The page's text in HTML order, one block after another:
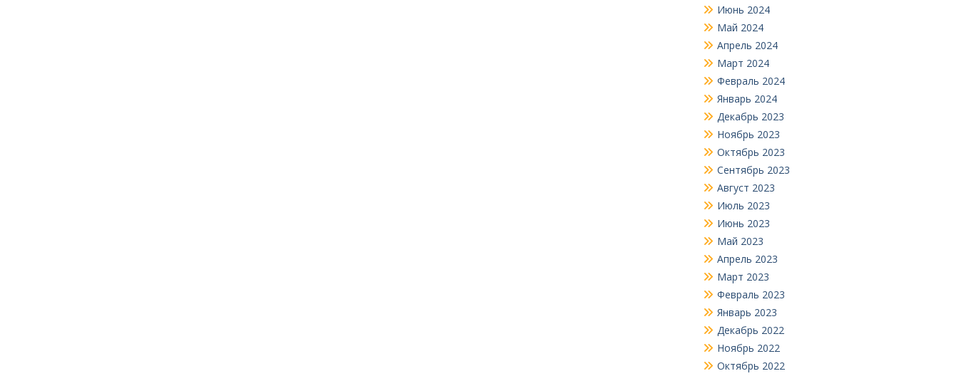
Июнь 2024
Май 2024
Апрель 2024
Март 2024
Февраль 2024
Январь 2024
Декабрь 2023
Ноябрь 2023
Октябрь 2023
Сентябрь 2023
Август 2023
Июль 2023
Июнь 2023
Май 2023
Апрель 2023
Март 2023
Февраль 2023
Январь 2023
Декабрь 2022
Ноябрь 2022
Октябрь 2022